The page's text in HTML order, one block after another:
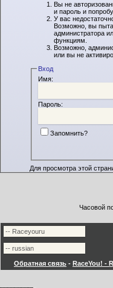
Вы не
и пароль и
У вас
Возможно, вы
администратора
функциям.
Возможно,
или вы не
Вход
Имя:
Пароль:
Запомнить?
Для просмотра этой
Часовой
Обратная связь - RaceYou! -